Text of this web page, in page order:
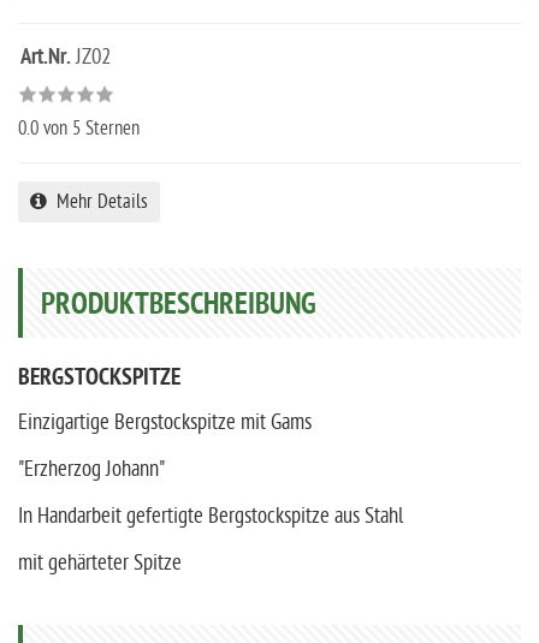
Art.Nr.JZ02
0.0 von 5 Sternen
Mehr Details
PRODUKTBESCHREIBUNG
BERGSTOCKSPITZE
Einzigartige Bergstockspitze mit Gams
"Erzherzog Johann"
In Handarbeit gefertigte Bergstockspitze aus Stahl
mit gehärteter Spitze